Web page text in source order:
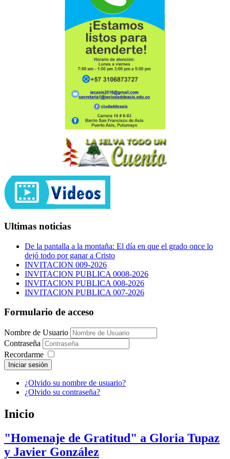
Ultimas noticias
De la pantalla a la montaña: El día en que el grado once lo
dejó todo por ganar a Cristo
INVITACION 009-2026
INVITACION PUBLICA 0008-2026
INVITACION PUBLICA 008-2026
INVITACION PUBLICA 007-2026
Formulario de acceso
Nombre de Usuario
Contraseña
Recordarme
Iniciar sesión
¿Olvido su nombre de usuario?
¿Olvido su contraseña?
Inicio
"Homenaje de Gratitud" a Gloria Tupaz
y Javier González